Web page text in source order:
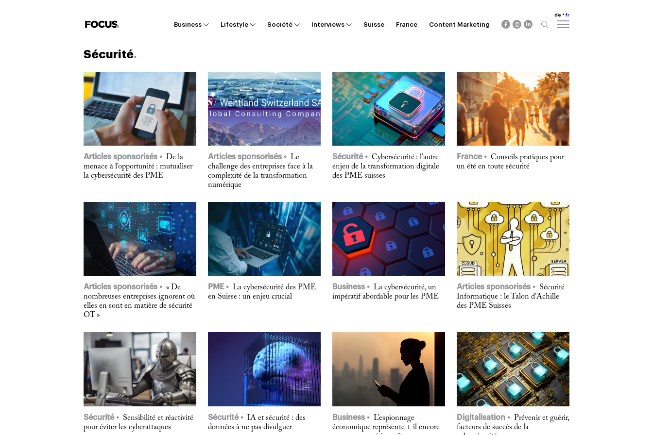
Business Lifestyle Société Interviews Suisse France Content Marketing
de fr
Sécurité
Articles sponsorisés
De la
menace à l’opportunité : mutualiser
la cybersécurité des PME
Articles sponsorisés
Le
challenge des entreprises face à la
complexité de la transformation
numérique
Sécurité
Cybersécurité : l’autre
enjeu de la transformation digitale
des PME suisses
France
Conseils pratiques pour
un été en toute sécurité
Articles sponsorisés
« De
nombreuses entreprises ignorent où
elles en sont en matière de sécurité
OT »
PME
La cybersécurité des PME
en Suisse : un enjeu crucial
Business
La cybersécurité, un
impératif abordable pour les PME
Articles sponsorisés
Sécurité
Informatique : le Talon d’Achille
des PME Suisses
Sécurité
Sensibilité et réactivité
pour éviter les cyberattaques
Sécurité
IA et sécurité : des
données à ne pas divulguer
Business
L’espionnage
économique représente-t-il encore
Digitalisation
Prévenir et guérir,
facteurs de succès de la